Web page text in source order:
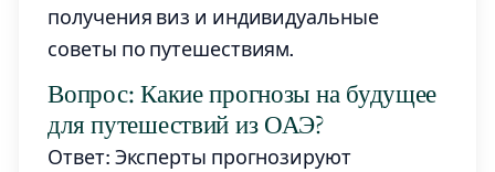
получения виз и индивидуальные
советы по путешествиям.
Вопрос: Какие прогнозы на будущее
для путешествий из ОАЭ?
Ответ: Эксперты прогнозируют